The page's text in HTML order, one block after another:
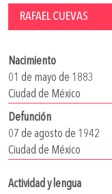
RAFAEL CUEVAS
Nacimiento
01 de mayo de 1883
Ciudad de México
Defunción
07 de agosto de 1942
Ciudad de México
Actividad y lengua